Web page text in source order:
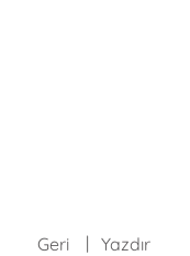
Geri Yazdır